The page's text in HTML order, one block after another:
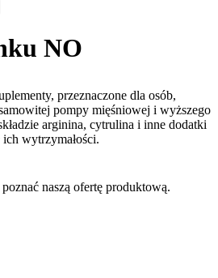
NO
przeznaczone dla osób,
pompy mięśniowej i wyższego
arginina, cytrulina i inne dodatki
wytrzymałości.
naszą ofertę produktową.